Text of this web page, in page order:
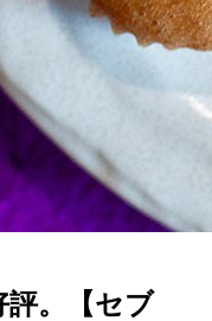
評。【セブ